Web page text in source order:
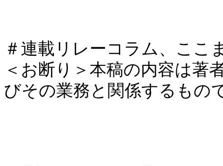
＃連載リレーコラム、ここ
＜お断り＞本稿の内容は著
びその業務と関係するもの